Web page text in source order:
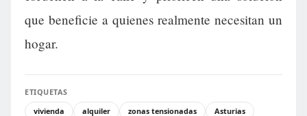
que beneficie a quienes realmente necesitan un
hogar.
ETIQUETAS
vivienda
alquiler zonas tensionadas
Asturias